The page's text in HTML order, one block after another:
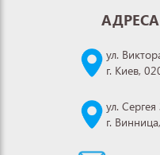
ул.
г. Киев,
ул.
г.